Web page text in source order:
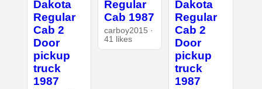
Dakota
Regular
Cab 2
Door
pickup
truck
1987
Regular
Cab 1987
carboy2015 ·
41 likes
Dakota
Regular
Cab 2
Door
pickup
truck
1987